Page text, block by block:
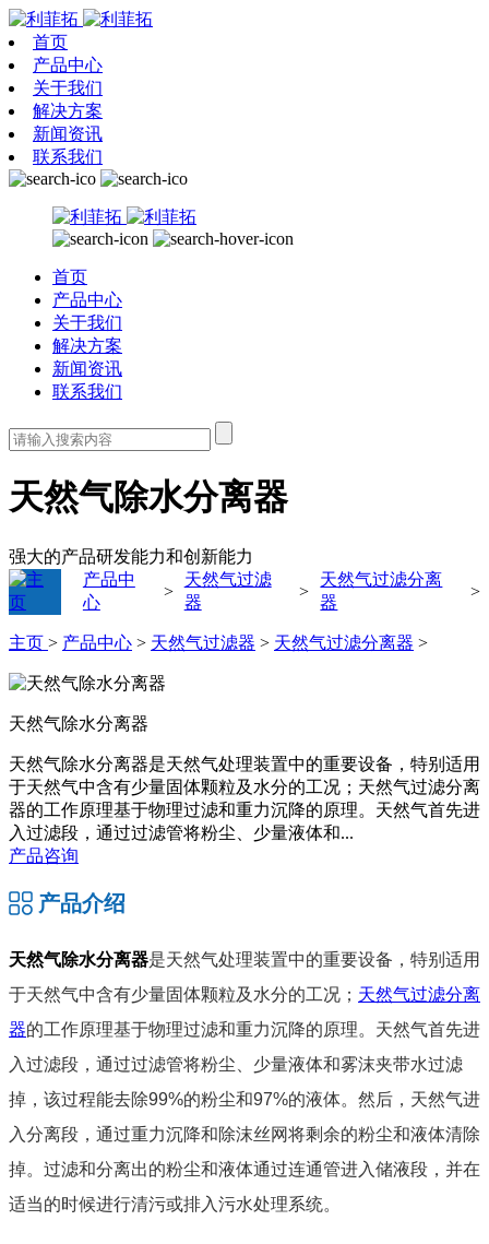
首页
产品中心
关于我们
解决方案
新闻资讯
联系我们
首页
产品中心
关于我们
解决方案
新闻资讯
联系我们
天然气除水分离器
强大的产品研发能力和创新能力
产品中
心
>
天然气过滤
器
>
天然气过滤分离
器
>
主页 > 产品中心 > 天然气过滤器 > 天然气过滤分离器 >
天然气除水分离器
天然气除水分离器是天然气处理装置中的重要设备，特别适用
于天然气中含有少量固体颗粒及水分的工况；天然气过滤分离
器的工作原理基于物理过滤和重力沉降的原理。天然气首先进
入过滤段，通过过滤管将粉尘、少量液体和...
产品咨询
产品介绍
天然气除水分离器是天然气处理装置中的重要设备，特别适用
于天然气中含有少量固体颗粒及水分的工况； 天然气过滤分离
器的工作原理基于物理过滤和重力沉降的原理。天然气首先进
入过滤段，通过过滤管将粉尘、少量液体和雾沫夹带水过滤
掉，该过程能去除99%的粉尘和97%的液体。然后，天然气进
入分离段，通过重力沉降和除沫丝网将剩余的粉尘和液体清除
掉。过滤和分离出的粉尘和液体通过连通管进入储液段，并在
适当的时候进行清污或排入污水处理系统。